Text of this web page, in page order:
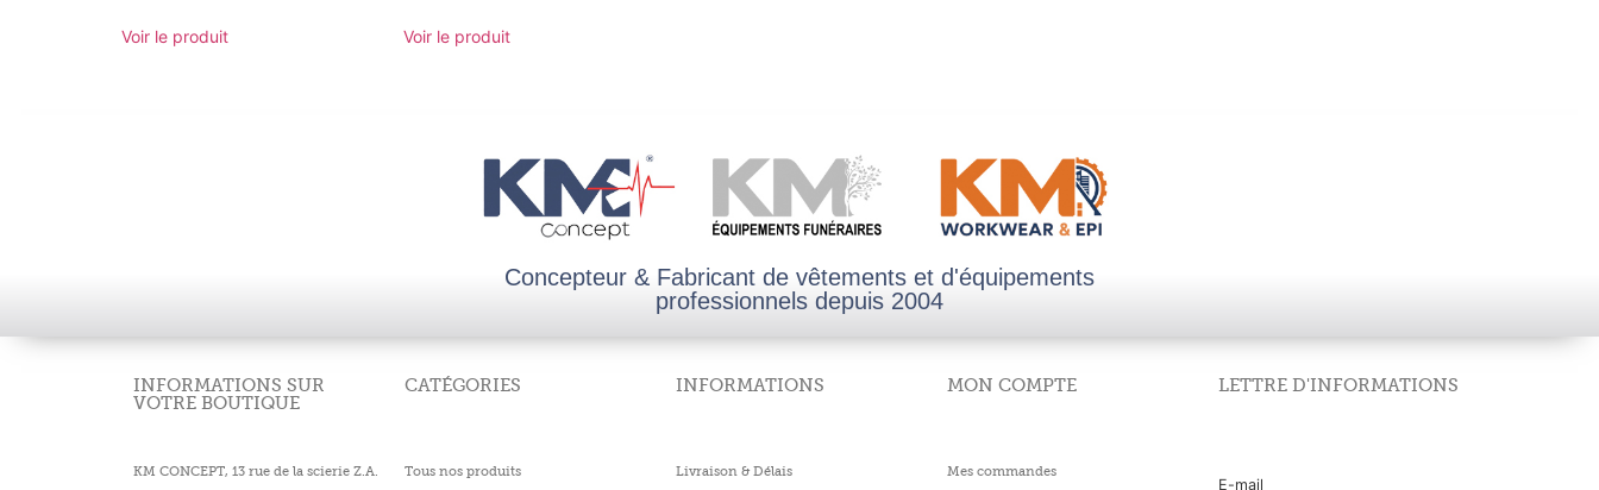
Voir le produit Voir le produit
Concepteur & Fabricant de vêtements et d'équipements
professionnels depuis 2004
INFORMATIONS SUR
VOTRE BOUTIQUE
CATÉGORIES INFORMATIONS MON COMPTE LETTRE D'INFORMATIONS
KM CONCEPT, 13 rue de la scierie Z.A.
Tous nos produits
Livraison & Délais
Mes commandes
E-mail